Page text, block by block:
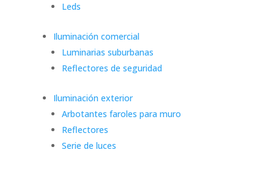
Leds
Iluminación comercial
Luminarias suburbanas
Reflectores de seguridad
Iluminación exterior
Arbotantes faroles para muro
Reflectores
Serie de luces